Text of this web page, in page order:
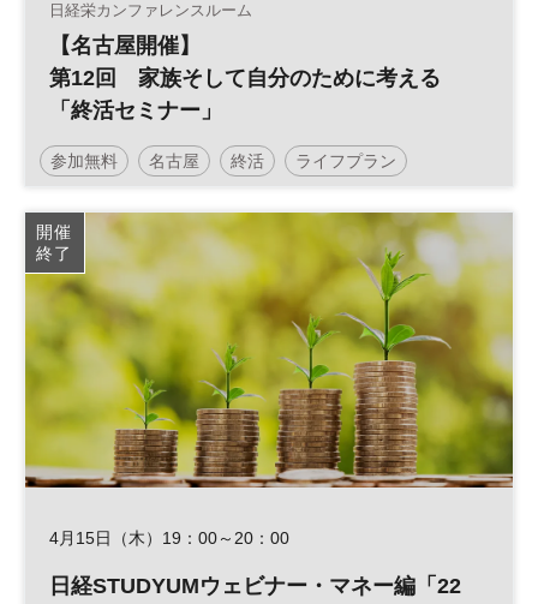
日経栄カンファレンスルーム
【名古屋開催】
第12回 家族そして自分のために考える
「終活セミナー」
参加無料 名古屋 終活 ライフプラン
開催
終了
4月15日（木）19：00～20：00
日経STUDYUMウェビナー・マネー編「22